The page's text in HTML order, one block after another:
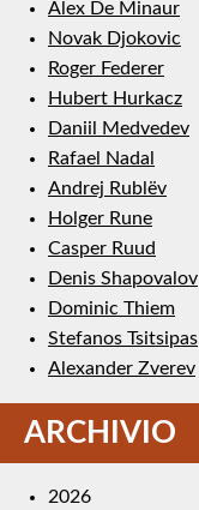
Alex De Minaur
Novak Djokovic
Roger Federer
Hubert Hurkacz
Daniil Medvedev
Rafael Nadal
Andrej Rublëv
Holger Rune
Casper Ruud
Denis Shapovalov
Dominic Thiem
Stefanos Tsitsipas
Alexander Zverev
ARCHIVIO
2026